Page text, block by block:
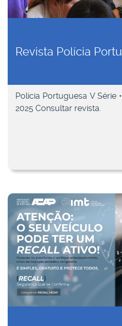
Revista Polícia
Polícia Portuguesa V Série
2025 Consultar revista.